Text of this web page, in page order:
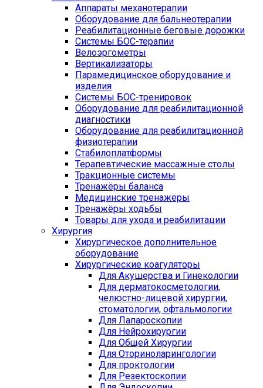
Аппараты механотерапии
Оборудование для бальнеотерапии
Реабилитационные беговые дорожки
Системы БОС-терапии
Велоэргометры
Вертикализаторы
Парамедицинское оборудование и
изделия
Системы БОС-тренировок
Оборудование для реабилитационной
диагностики
Оборудование для реабилитационной
физиотерапии
Стабилоплатформы
Терапевтические массажные столы
Тракционные системы
Тренажёры баланса
Медицинские тренажёры
Тренажёры ходьбы
Товары для ухода и реабилитации
Хирургия
Хирургическое дополнительное
оборудование
Хирургические коагуляторы
Для Акушерства и Гинекологии
Для дерматокосметологии,
челюстно-лицевой хирургии,
стоматологии, офтальмологии
Для Лапароскопии
Для Нейрохирургии
Для Общей Хирургии
Для Оториноларингологии
Для проктологии
Для Резектоскопии